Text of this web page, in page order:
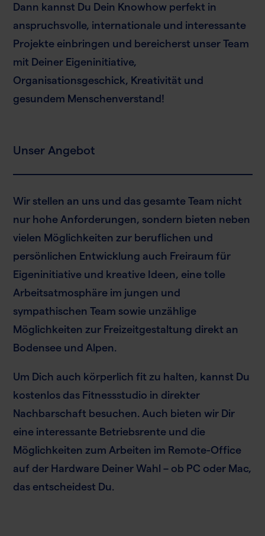
Dann kannst Du Dein Knowhow perfekt in
anspruchsvolle, internationale und interessante
Projekte einbringen und bereicherst unser Team
mit Deiner Eigeninitiative,
Organisationsgeschick, Kreativität und
gesundem Menschenverstand!
Unser Angebot
Wir stellen an uns und das gesamte Team nicht
nur hohe Anforderungen, sondern bieten neben
vielen Möglichkeiten zur beruflichen und
persönlichen Entwicklung auch Freiraum für
Eigeninitiative und kreative Ideen, eine tolle
Arbeitsatmosphäre im jungen und
sympathischen Team sowie unzählige
Möglichkeiten zur Freizeitgestaltung direkt an
Bodensee und Alpen.
Um Dich auch körperlich fit zu halten, kannst Du
kostenlos das Fitnessstudio in direkter
Nachbarschaft besuchen. Auch bieten wir Dir
eine interessante Betriebsrente und die
Möglichkeiten zum Arbeiten im Remote-Office
auf der Hardware Deiner Wahl – ob PC oder Mac,
das entscheidest Du.